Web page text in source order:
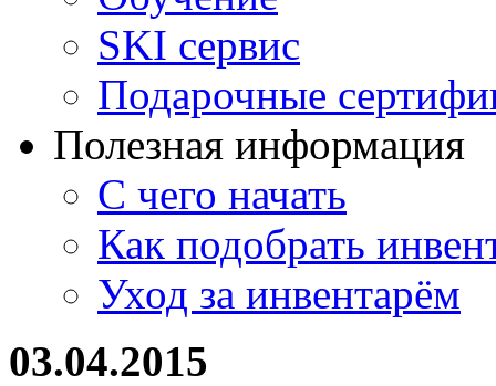
SKI сервис
Подарочные
Полезная информация
С чего начать
Как подобрать
Уход за инвентарём
03.04.2015